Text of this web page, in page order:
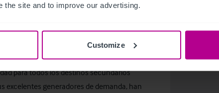
the site and to improve our advertising.
Customize
de Consultoría de Christie & Co en España
así como el crecimiento del turismo
para todos los destinos secundarios
excelentes generadores de demanda, han